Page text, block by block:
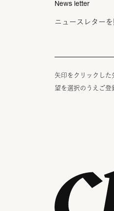
News letter
ニュースレター
矢印をクリックし
望を選択のうえご登